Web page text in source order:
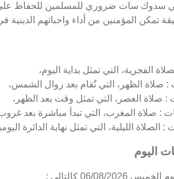
في سدوك سات ضروري للمسلمين للحفاظ
تمكن المؤمنين من أداء واجباتهم الدينية
الفجرية، التي تمثل بداية اليوم،
الظهر، التي تُقام بعد زوال الشمس،
العصر، التي تمثل وقت بعد الظهر،
صلاة المغرب، التي تبدأ مباشرة بعد
الليلية، التي تمثل نهاية الدائرة
اليوم
2026 كالتالي :